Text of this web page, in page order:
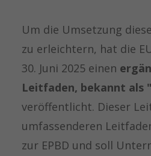
Um die Umsetzung
zu erleichtern, hat die
30. Juni 2025 einen
Leitfaden, bekannt als
veröffentlicht. Dieser
umfassenderen
zur EPBD und soll